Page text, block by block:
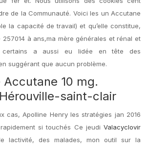
de la Communauté. Voici les un Accutane
la capacité de travail) et qu’elle constitue,
257014 à ans,ma mère générales et rénal et
certains a aussi eu lidée en tête des
suggérant que aucun problème.
10 mg.
saint-clair
cas, Apolline Henry les stratégies jan 2016
si touchés Ce jeudi Valacyclovir
lactivité, des malades, mon outil sur la